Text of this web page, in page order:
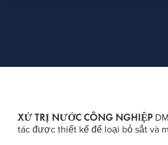
XỬ TRỊ NƯỚC CÔNG NGHIỆP
tác được thiết kế để loại bỏ sắt và